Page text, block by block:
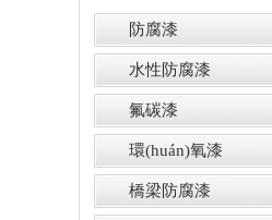
防腐漆
水性防腐漆
氟碳漆
環(huán)氧漆
橋梁防腐漆